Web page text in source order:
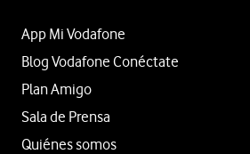
App Mi Vodafone
Blog Vodafone Conéctate
Plan Amigo
Sala de Prensa
Quiénes somos